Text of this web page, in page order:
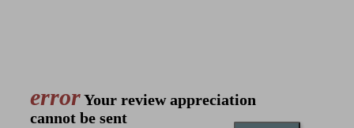
errorYour review appreciation
cannot be sent